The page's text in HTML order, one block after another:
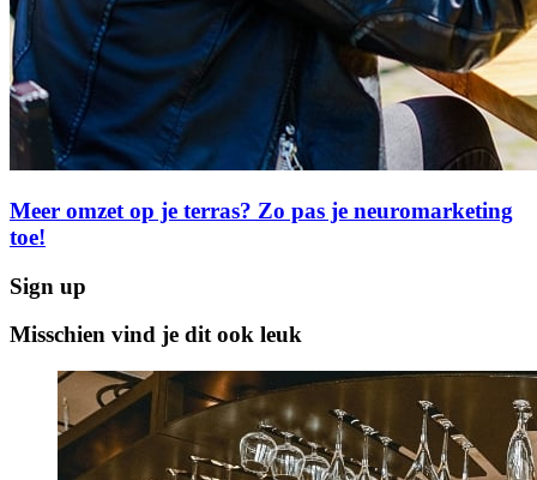
Meer omzet op je terras? Zo pas je neuromarketing
toe!
Sign up
Misschien vind je dit ook leuk